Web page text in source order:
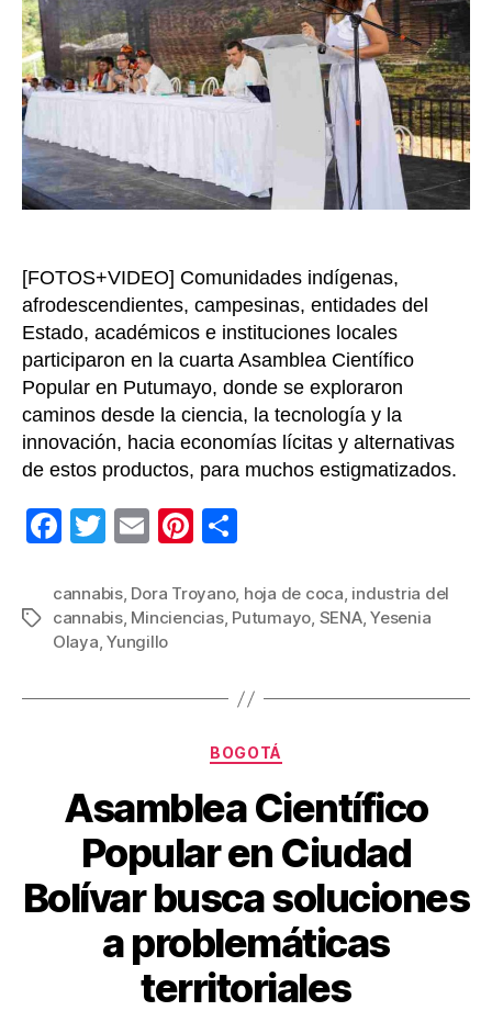
usos
del
y
la
hoja
de
coca
[FOTOS+VIDEO] Comunidades indígenas,
afrodescendientes, campesinas, entidades del
Estado, académicos e instituciones locales
participaron en la cuarta Asamblea Científico
Popular en Putumayo, donde se exploraron
caminos desde la ciencia, la tecnología y la
innovación, hacia economías lícitas y alternativas
de estos productos, para muchos estigmatizados.
F
c
e
o
T
tt
er
E
ail
Pi
er
e
m
p
tir
Etiquetas
cannabis, Dora Troyano, hoja de coca, industria del
cannabis, Minciencias, Putumayo, SENA,Yesenia
Olaya,Yungillo
Categorías
BOGOTÁ
Asamblea Científico
Popular en Ciudad
Bolívar busca soluciones
a problemáticas
territoriales